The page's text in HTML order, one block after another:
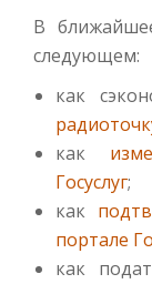
В
следующем:
как
как
Госуслуг;
как
портале
как